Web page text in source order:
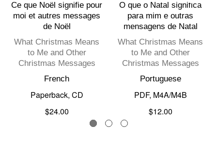
Ce que Noël signifie pour
moi et autres messages
de Noël
What Christmas Means
to Me and Other
Christmas Messages
French
Paperback, CD
$24.00
O que o Natal significa
para mim e outras
mensagens de Natal
What Christmas Means
to Me and Other
Christmas Messages
Portuguese
PDF, M4A/M4B
$12.00